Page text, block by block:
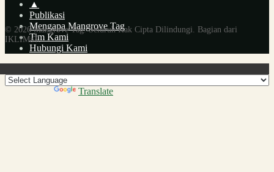
▲
Publikasi
Mengapa Mangrove Tag
Tim Kami
Hubungi Kami
Translate